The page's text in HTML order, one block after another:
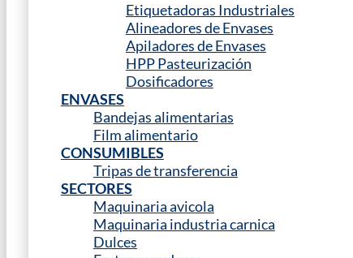
Etiquetadoras Industriales
Alineadores de Envases
Apiladores de Envases
HPP Pasteurización
Dosificadores
ENVASES
Bandejas alimentarias
Film alimentario
CONSUMIBLES
Tripas de transferencia
SECTORES
Maquinaria avicola
Maquinaria industria carnica
Dulces